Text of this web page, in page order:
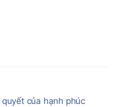
của hạnh phúc